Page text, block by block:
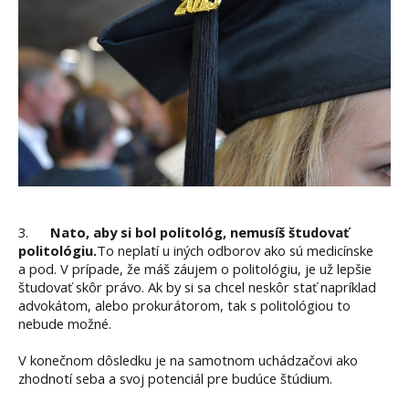
3. Nato, aby si bol politológ, nemusíš študovať
politológiu.To neplatí u iných odborov ako sú medicínske
a pod. V prípade, že máš záujem o politológiu, je už lepšie
študovať skôr právo. Ak by si sa chcel neskôr stať napríklad
advokátom, alebo prokurátorom, tak s politológiou to
nebude možné.
V konečnom dôsledku je na samotnom uchádzačovi ako
zhodnotí seba a svoj potenciál pre budúce štúdium.